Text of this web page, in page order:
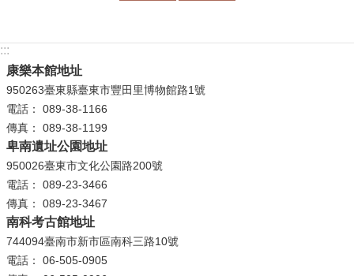
:::
康樂本館地址
950263臺東縣臺東市豐田里博物館路1號
電話： 089-38-1166
傳真： 089-38-1199
卑南遺址公園地址
950026臺東市文化公園路200號
電話： 089-23-3466
傳真： 089-23-3467
南科考古館地址
744094臺南市新市區南科三路10號
電話： 06-505-0905